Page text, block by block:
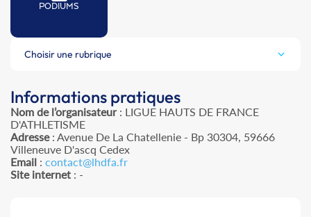
PODIUMS
Choisir une rubrique
Informations pratiques
Nom de l’organisateur: LIGUE HAUTS DE FRANCE
D'ATHLETISME
Adresse: Avenue De La Chatellenie - Bp 30304, 59666
Villeneuve D'ascq Cedex
Email : contact@lhdfa.fr
Site internet : -